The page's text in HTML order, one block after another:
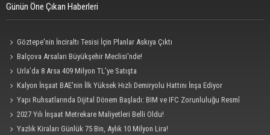
Günün Öne Çıkan Haberleri
Göztepe'nin İnciraltı Tesisi İçin Planlar Askıya Çıktı
Balçova Arsaları Büyükşehir Meclisi'nde!
Urla’da 8 Arsa 409 Milyon TL’ye Satışta
Kalyon İnşaat BAE'nin İlk Yüksek Hızlı Demiryolu Hattını İnşa Ediyor
Yapı Ruhsatlarında Dijital Dönem Başladı: BIM ve IFC Zorunluluğu Resmî
Gazete'de
2027 Yılı İnşaat Metrekare Maliyetleri Belli Oldu!
Yazlık Kiraları Günlük 75 Bin, Aylık 10 Milyon Lira!